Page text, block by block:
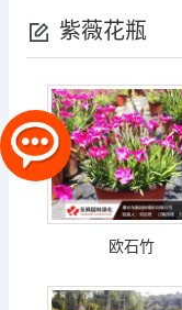
紫薇花瓶
欧石竹